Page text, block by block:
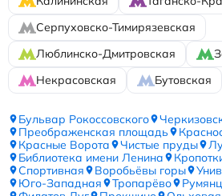
Серпуховско-Тимирязевская
Люблинско-Дмитровская
Некрасовская
Бутовская
Бульвар Рокоссовского
Преображенская площадь
Красные Ворота
Чистые пруды
Библиотека имени Ленина
Спортивная
Воробьёвы горы
Юго-Западная
Тропарёво